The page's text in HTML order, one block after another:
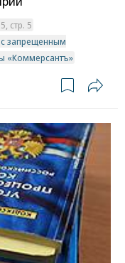
стр. 5
запрещенным
«Коммерсантъ»